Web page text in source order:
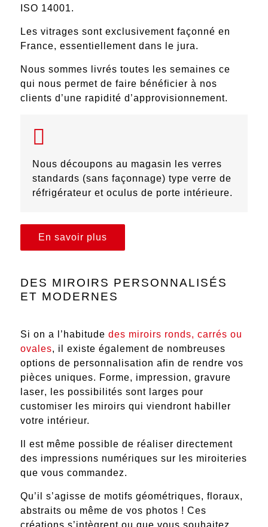
ISO 14001.
Les vitrages sont exclusivement façonné en
France, essentiellement dans le jura.
Nous sommes livrés toutes les semaines ce
qui nous permet de faire bénéficier à nos
clients d’une rapidité d’approvisionnement.
Nous découpons au magasin les verres
standards (sans façonnage) type verre de
réfrigérateur et oculus de porte intérieure.
En savoir plus
DES MIROIRS PERSONNALISÉS
ET MODERNES
Si on a l’habitude des miroirs ronds, carrés ou
ovales, il existe également de nombreuses
options de personnalisation afin de rendre vos
pièces uniques. Forme, impression, gravure
laser, les possibilités sont larges pour
customiser les miroirs qui viendront habiller
votre intérieur.
Il est même possible de réaliser directement
des impressions numériques sur les miroiteries
que vous commandez.
Qu’il s’agisse de motifs géométriques, floraux,
abstraits ou même de vos photos ! Ces
créations s’intègrent ou que vous souhaitez